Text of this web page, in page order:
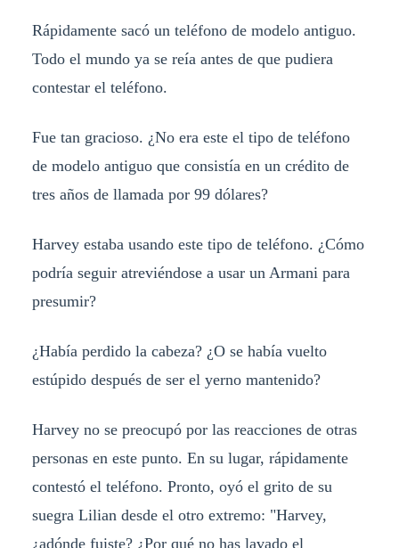
Rápidamente sacó un teléfono de modelo antiguo.
Todo el mundo ya se reía antes de que pudiera
contestar el teléfono.
Fue tan gracioso. ¿No era este el tipo de teléfono
de modelo antiguo que consistía en un crédito de
tres años de llamada por 99 dólares?
Harvey estaba usando este tipo de teléfono. ¿Cómo
podría seguir atreviéndose a usar un Armani para
presumir?
¿Había perdido la cabeza? ¿O se había vuelto
estúpido después de ser el yerno mantenido?
Harvey no se preocupó por las reacciones de otras
personas en este punto. En su lugar, rápidamente
contestó el teléfono. Pronto, oyó el grito de su
suegra Lilian desde el otro extremo: "Harvey,
¿adónde fuiste? ¿Por qué no has lavado el